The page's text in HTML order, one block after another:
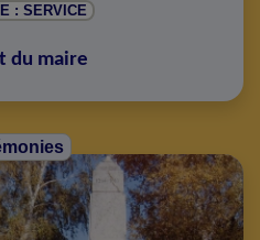
: SERVICE
du maire